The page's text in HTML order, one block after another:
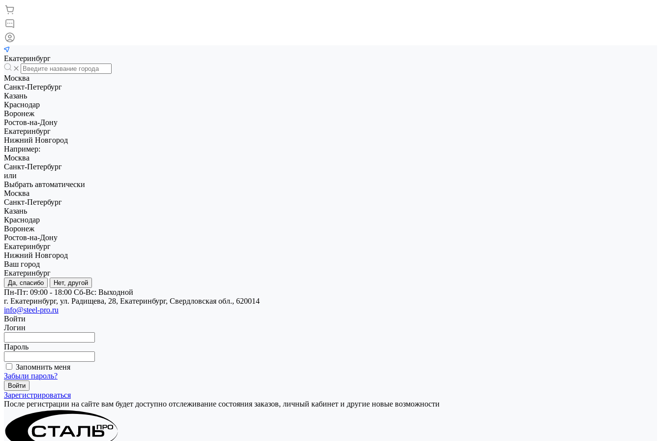
Екатеринбург
Москва
Санкт-Петербург
Казань
Краснодар
Воронеж
Ростов-на-Дону
Екатеринбург
Нижний Новгород
Например:
Москва
Санкт-Петербург
или
Выбрать автоматически
Москва
Санкт-Петербург
Казань
Краснодар
Воронеж
Ростов-на-Дону
Екатеринбург
Нижний Новгород
Ваш город
Екатеринбург
Да, спасибо Нет, другой
Пн-Пт: 09:00 - 18:00 Cб-Вс: Выходной
г. Екатеринбург, ул. Радищева, 28, Екатеринбург, Свердловская обл., 620014
info@steel-pro.ru
Войти
Логин
Пароль
Запомнить меня
Забыли пароль?
Зарегистрироваться
После регистрации на сайте вам будет доступно отслеживание состояния заказов, личный кабинет и другие новые возможности